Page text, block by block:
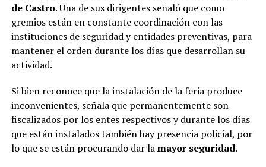
de Castro. Una de sus dirigentes señaló que como
gremios están en constante coordinación con las
instituciones de seguridad y entidades preventivas, para
mantener el orden durante los días que desarrollan su
actividad.
Si bien reconoce que la instalación de la feria produce
inconvenientes, señala que permanentemente son
fiscalizados por los entes respectivos y durante los días
que están instalados también hay presencia policial, por
lo que se están procurando dar lamayor seguridad.